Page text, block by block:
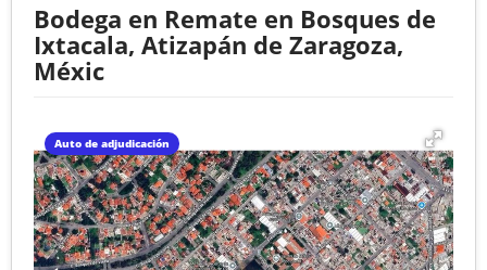
Bodega en Remate en Bosques de
Ixtacala, Atizapán de Zaragoza,
Méxic
Auto de adjudicación